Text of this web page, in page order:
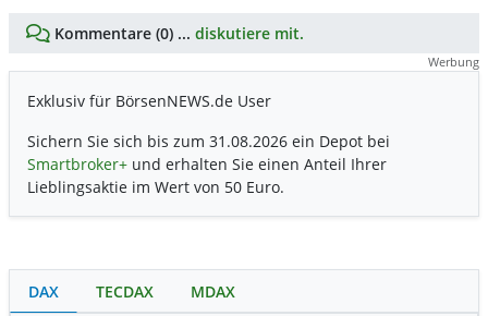
Kommentare (0) ... diskutiere mit.
Werbung
Exklusiv für BörsenNEWS.de User
Sichern Sie sich bis zum 31.08.2026 ein Depot bei
Smartbroker+ und erhalten Sie einen Anteil Ihrer
Lieblingsaktie im Wert von 50 Euro.
DAX TECDAX MDAX